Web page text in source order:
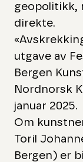
geopolitikk,
direkte.
utgave av
Bergen
Nordnorsk
januar 2025.
Om
Toril
Bergen) er